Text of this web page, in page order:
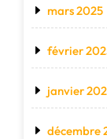
mars 2025
février
janvier
décembre